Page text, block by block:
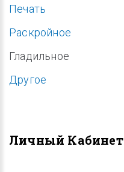
Печать
Раскройное
Гладильное
Другое
Личный Кабинет